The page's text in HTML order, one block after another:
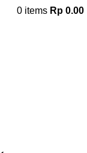
0 items Rp 0.00